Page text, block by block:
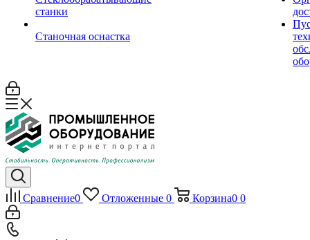
станки
Станочная оснастка
Сравнение0 Отложенные 0 Корзина0 0